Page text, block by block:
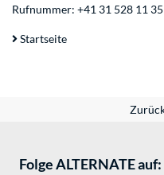
Rufnummer: +41 31 528 11 35
Startseite
Folge ALTERNATE auf: